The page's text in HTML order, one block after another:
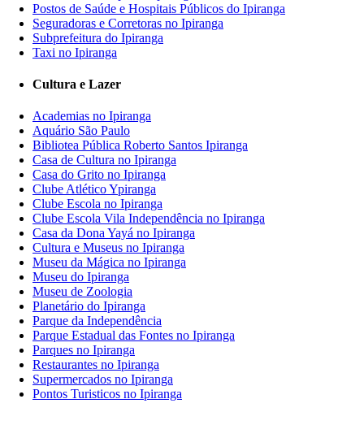
Postos de Saúde e Hospitais Públicos do Ipiranga
Seguradoras e Corretoras no Ipiranga
Subprefeitura do Ipiranga
Taxi no Ipiranga
Cultura e Lazer
Academias no Ipiranga
Aquário São Paulo
Bibliotea Pública Roberto Santos Ipiranga
Casa de Cultura no Ipiranga
Casa do Grito no Ipiranga
Clube Atlético Ypiranga
Clube Escola no Ipiranga
Clube Escola Vila Independência no Ipiranga
Casa da Dona Yayá no Ipiranga
Cultura e Museus no Ipiranga
Museu da Mágica no Ipiranga
Museu do Ipiranga
Museu de Zoologia
Planetário do Ipiranga
Parque da Independência
Parque Estadual das Fontes no Ipiranga
Parques no Ipiranga
Restaurantes no Ipiranga
Supermercados no Ipiranga
Pontos Turisticos no Ipiranga